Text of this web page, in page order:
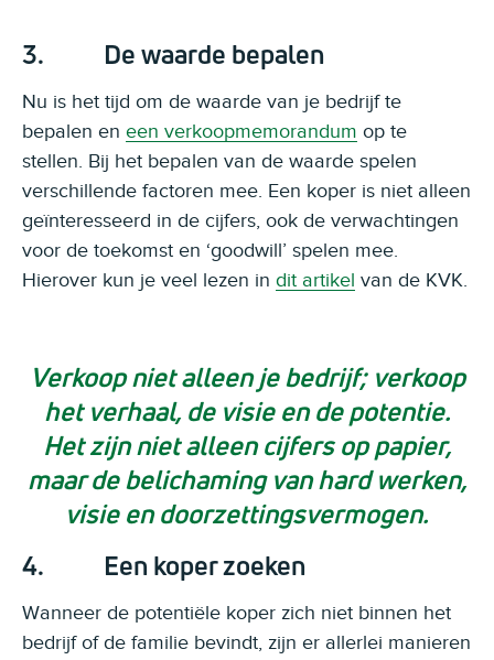
3. De waarde bepalen
Nu is het tijd om de waarde van je bedrijf te
bepalen en een verkoopmemorandum op te
stellen. Bij het bepalen van de waarde spelen
verschillende factoren mee. Een koper is niet alleen
geïnteresseerd in de cijfers, ook de verwachtingen
voor de toekomst en ‘goodwill’ spelen mee.
Hierover kun je veel lezen in dit artikel van de KVK.
Verkoop niet alleen je bedrijf; verkoop
het verhaal, de visie en de potentie.
Het zijn niet alleen cijfers op papier,
maar de belichaming van hard werken,
visie en doorzettingsvermogen.
4. Een koper zoeken
Wanneer de potentiële koper zich niet binnen het
bedrijf of de familie bevindt, zijn er allerlei manieren